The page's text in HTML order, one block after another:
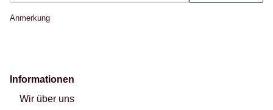
Anmerkung
Informationen
Wir über uns